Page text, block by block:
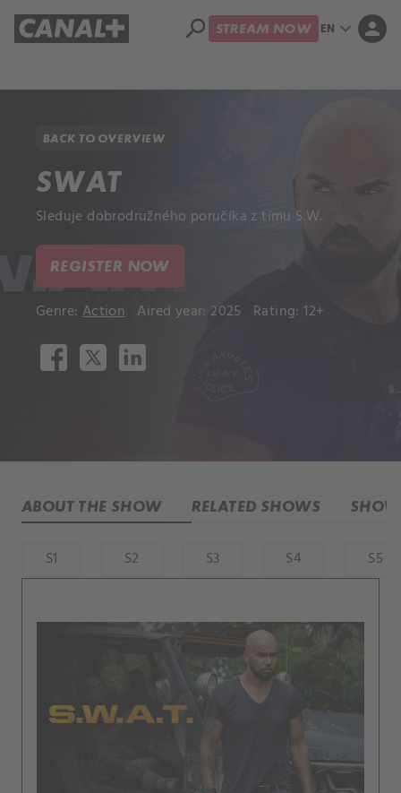
search STREAM NOW EN expand_more person
BACK TO OVERVIEW
SWAT
Sleduje dobrodružného poručíka z tímu S.W.
REGISTER NOW
Genre: Action Aired year: 2025 Rating: 12+
ABOUT THE SHOW RELATED SHOWS
S1 S2 S3 S4 S5